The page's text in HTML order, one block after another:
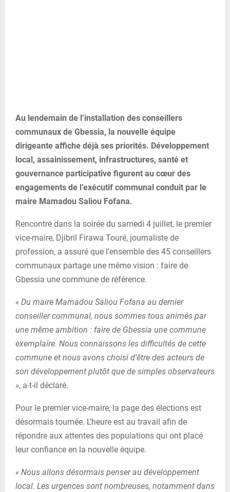
Au lendemain de l’installation des conseillers
communaux de Gbessia, la nouvelle équipe
dirigeante affiche déjà ses priorités. Développement
local, assainissement, infrastructures, santé et
gouvernance participative figurent au cœur des
engagements de l’exécutif communal conduit par le
maire Mamadou Saliou Fofana.
Rencontré dans la soirée du samedi 4 juillet, le premier
vice-maire, Djibril Firawa Touré, journaliste de
profession, a assuré que l’ensemble des 45 conseillers
communaux partage une même vision : faire de
Gbessia une commune de référence.
« Du maire Mamadou Saliou Fofana au dernier
conseiller communal, nous sommes tous animés par
une même ambition : faire de Gbessia une commune
exemplaire. Nous connaissons les difficultés de cette
commune et nous avons choisi d’être des acteurs de
son développement plutôt que de simples observateurs
», a-t-il déclaré.
Pour le premier vice-maire, la page des élections est
désormais tournée. L’heure est au travail afin de
répondre aux attentes des populations qui ont placé
leur confiance en la nouvelle équipe.
« Nous allons désormais penser au développement
local. Les urgences sont nombreuses, notamment dans